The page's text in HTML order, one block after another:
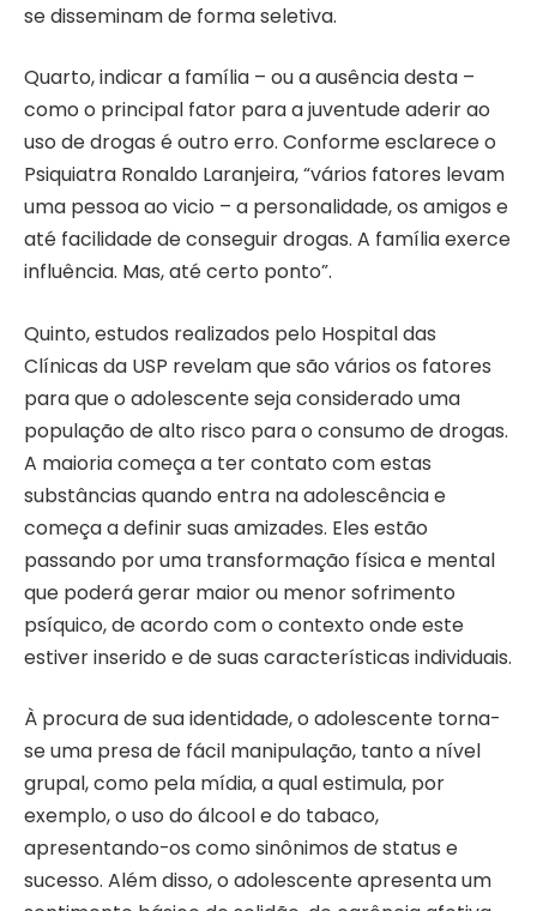
se disseminam de forma seletiva.
Quarto, indicar a família – ou a ausência desta –
como o principal fator para a juventude aderir ao
uso de drogas é outro erro. Conforme esclarece o
Psiquiatra Ronaldo Laranjeira, “vários fatores levam
uma pessoa ao vicio – a personalidade, os amigos e
até facilidade de conseguir drogas. A família exerce
influência. Mas, até certo ponto”.
Quinto, estudos realizados pelo Hospital das
Clínicas da USP revelam que são vários os fatores
para que o adolescente seja considerado uma
população de alto risco para o consumo de drogas.
A maioria começa a ter contato com estas
substâncias quando entra na adolescência e
começa a definir suas amizades. Eles estão
passando por uma transformação física e mental
que poderá gerar maior ou menor sofrimento
psíquico, de acordo com o contexto onde este
estiver inserido e de suas características individuais.
À procura de sua identidade, o adolescente torna-
se uma presa de fácil manipulação, tanto a nível
grupal, como pela mídia, a qual estimula, por
exemplo, o uso do álcool e do tabaco,
apresentando-os como sinônimos de status e
sucesso. Além disso, o adolescente apresenta um